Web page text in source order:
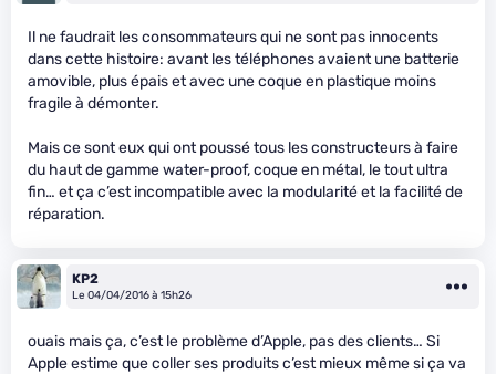
Il ne faudrait les consommateurs qui ne sont pas innocents
dans cette histoire: avant les téléphones avaient une batterie
amovible, plus épais et avec une coque en plastique moins
fragile à démonter.
Mais ce sont eux qui ont poussé tous les constructeurs à faire
du haut de gamme water-proof, coque en métal, le tout ultra
fin… et ça c’est incompatible avec la modularité et la facilité de
réparation.
KP2
Le 04/04/2016 à 15h26
ouais mais ça, c’est le problème d’Apple, pas des clients… Si
Apple estime que coller ses produits c’est mieux même si ça va